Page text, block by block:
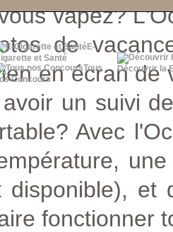
E-
et Santé
Tous
Concours
Découvrir la
vapez?
de
en écran de
un suivi
Avec
disponible),
fonctionner